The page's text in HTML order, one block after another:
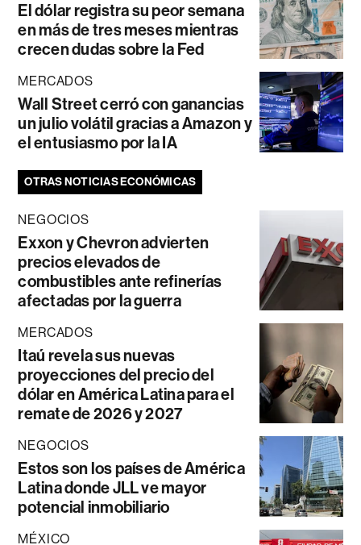
El dólar registra su peor semana
en más de tres meses mientras
crecen dudas sobre la Fed
MERCADOS
Wall Street cerró con ganancias
un julio volátil gracias a Amazon y
el entusiasmo por la IA
OTRAS NOTICIAS ECONÓMICAS
NEGOCIOS
Exxon y Chevron advierten
precios elevados de
combustibles ante refinerías
afectadas por la guerra
MERCADOS
Itaú revela sus nuevas
proyecciones del precio del
dólar en América Latina para el
remate de 2026 y 2027
NEGOCIOS
Estos son los países de América
Latina donde JLL ve mayor
potencial inmobiliario
MÉXICO